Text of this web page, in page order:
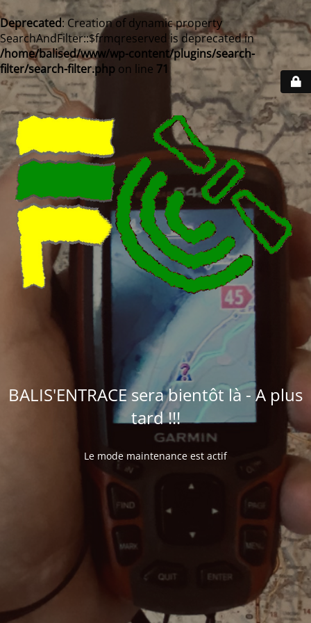
Deprecated: Creation of dynamic property
SearchAndFilter::$frmqreserved is deprecated in
/home/balised/www/wp-content/plugins/search-
filter/search-filter.php on line 71
BALIS'ENTRACE sera bientôt là - A plus
tard !!!
Le mode maintenance est actif